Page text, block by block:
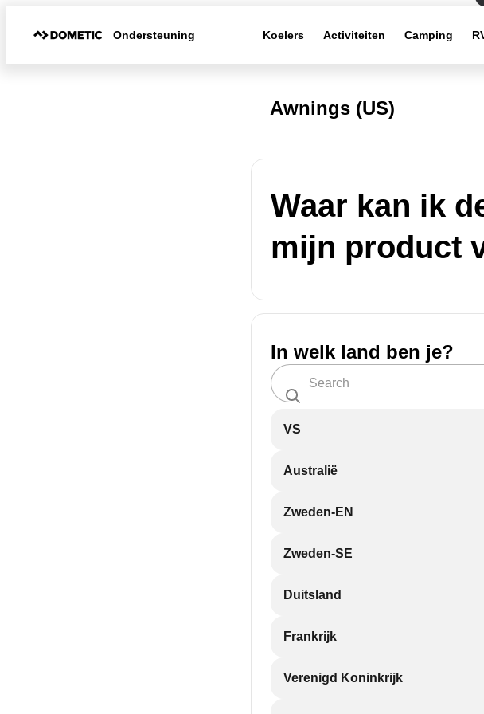
Ondersteuning Koelers Activiteiten Camping
Awnings (US)
Waar kan ik
mijn product
In welk land ben je?
VS
Australië
Zweden-EN
Zweden-SE
Duitsland
Frankrijk
Verenigd Koninkrijk